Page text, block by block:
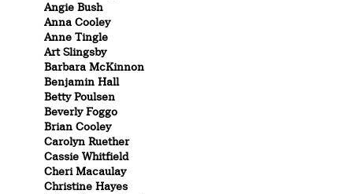
Angie Bush
Anna Cooley
Anne Tingle
Art Slingsby
Barbara McKinnon
Benjamin Hall
Betty Poulsen
Beverly Foggo
Brian Cooley
Carolyn Ruether
Cassie Whitfield
Cheri Macaulay
Christine Hayes